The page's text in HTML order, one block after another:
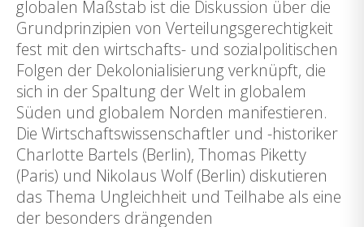
globalen Maßstab ist die Diskussion über die
Grundprinzipien von Verteilungsgerechtigkeit
fest mit den wirtschafts- und sozialpolitischen
Folgen der Dekolonialisierung verknüpft, die
sich in der Spaltung der Welt in globalem
Süden und globalem Norden manifestieren.
Die Wirtschaftswissenschaftler und -historiker
Charlotte Bartels (Berlin), Thomas Piketty
(Paris) und Nikolaus Wolf (Berlin) diskutieren
das Thema Ungleichheit und Teilhabe als eine
der besonders drängenden